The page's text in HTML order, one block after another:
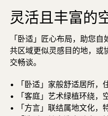
灵活且丰富的
「卧适」匠心布局，助您
共区域更似灵感目的地，或
交畅谈。
• 「卧适」家般舒适居所，
• 「客庭」艺术绿植环绕，
• 「方言」联结属地文化，